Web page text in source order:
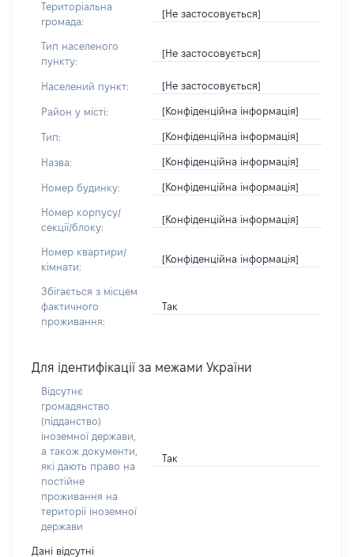
Територіальна
громада:
[Не застосовується]
Тип населеного
пункту:
[Не застосовується]
Населений пункт: [Не застосовується]
Район у місті: [Конфіденційна інформація]
Тип: [Конфіденційна інформація]
Назва: [Конфіденційна інформація]
Номер будинку: [Конфіденційна інформація]
Номер корпусу/
секції/блоку:
[Конфіденційна інформація]
Номер квартири/
кімнати:
[Конфіденційна інформація]
Збігається з місцем
фактичного
проживання:
Так
Для ідентифікації за межами України
Відсутнє
громадянство
(підданство)
іноземної держави,
а також документи,
які дають право на
постійне
проживання на
території іноземної
держави
Так
Дані відсутні